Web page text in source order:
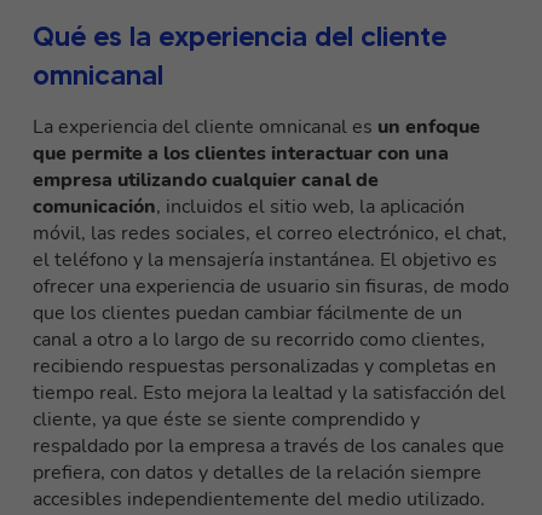
Qué es la experiencia del cliente
omnicanal
La experiencia del cliente omnicanal es un enfoque
que permite a los clientes interactuar con una
empresa utilizando cualquier canal de
comunicación, incluidos el sitio web, la aplicación
móvil, las redes sociales, el correo electrónico, el chat,
el teléfono y la mensajería instantánea. El objetivo es
ofrecer una experiencia de usuario sin fisuras, de modo
que los clientes puedan cambiar fácilmente de un
canal a otro a lo largo de su recorrido como clientes,
recibiendo respuestas personalizadas y completas en
tiempo real. Esto mejora la lealtad y la satisfacción del
cliente, ya que éste se siente comprendido y
respaldado por la empresa a través de los canales que
prefiera, con datos y detalles de la relación siempre
accesibles independientemente del medio utilizado.